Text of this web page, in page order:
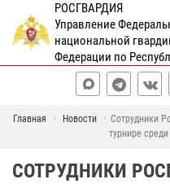
РОСГВАРДИЯ
Управление
национальной
Федерации по
Главная Новости
Сотрудники
турнире
СОТРУДНИКИ